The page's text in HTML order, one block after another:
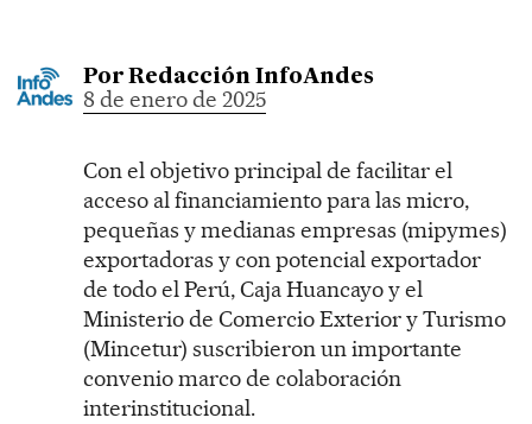
Por Redacción InfoAndes
8 de enero de 2025
Con el objetivo principal de facilitar el
acceso al financiamiento para las micro,
pequeñas y medianas empresas (mipymes)
exportadoras y con potencial exportador
de todo el Perú, Caja Huancayo y el
Ministerio de Comercio Exterior y Turismo
(Mincetur) suscribieron un importante
convenio marco de colaboración
interinstitucional.